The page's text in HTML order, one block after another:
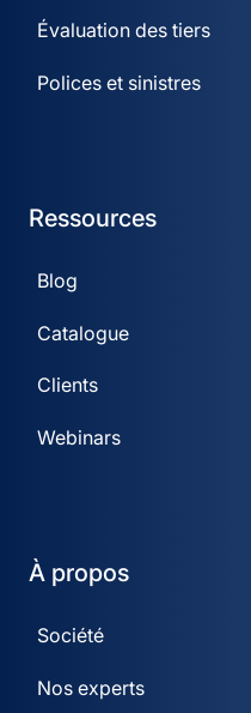
Évaluation des tiers
Polices et sinistres
Ressources
Blog
Catalogue
Clients
Webinars
À propos
Société
Nos experts